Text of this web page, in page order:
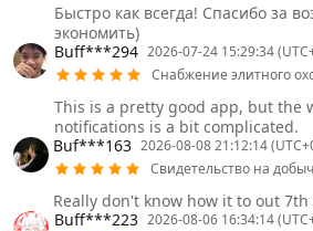
Быстро как всегда! Спасибо за
экономить)
Buff***294 2026-07-24 15:29:34
Снабжение элитного
This is a pretty good app, but the
notifications is a bit complicated.
Buf***163 2026-08-08 21:12:14
Свидетельство на
Really don't know how it to out 7th
Buff***223 2026-08-06 16:34:14